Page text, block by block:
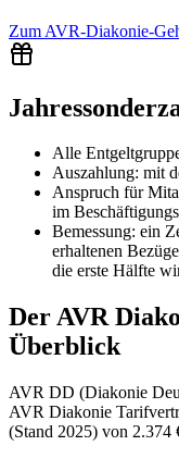
Zum AVR-Diakonie-
Alle
Auszahlung: mit
Anspruch für
im
Bemessung: ein
erhaltenen
die erste Hälfte
DerAVR
Überblick
AVR DD (Diakonie
AVR Diakonie
(Stand 2025) von 2.374